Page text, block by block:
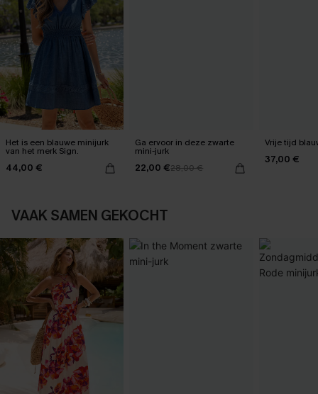
Het is een blauwe minijurk
van het merk Sign.
44,00 €
Ga ervoor in deze zwarte
mini-jurk
22,00 €28,00 €
Vrije tijd
37,00 €
VAAK SAMEN GEKOCHT